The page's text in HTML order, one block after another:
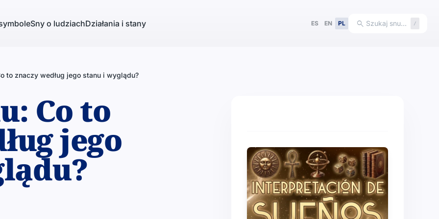
Sny o ludziachDziałania i stany ES EN PL search Szukaj snu… /
to znaczy według jego stanu i wyglądu?
Co to
jego